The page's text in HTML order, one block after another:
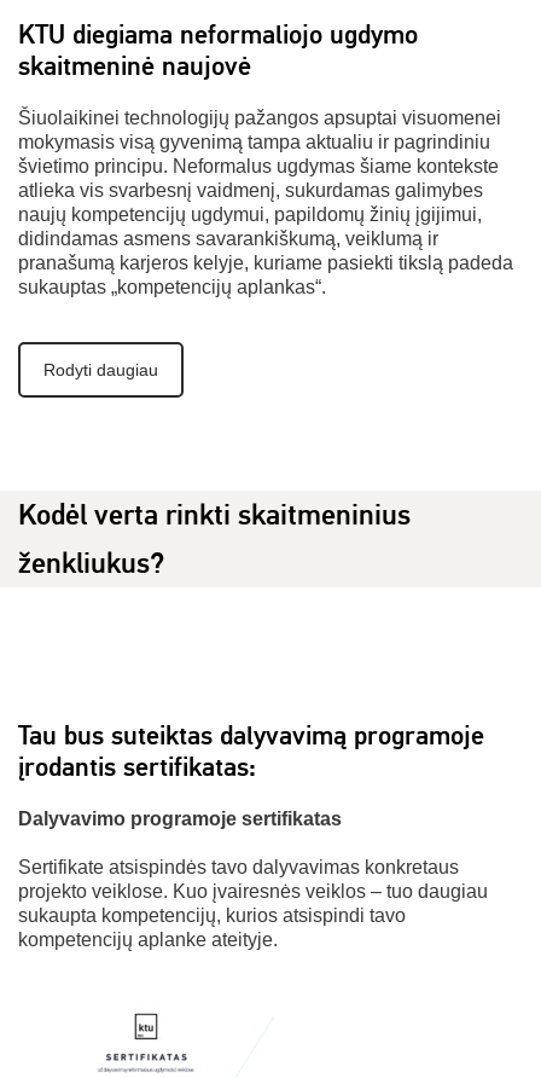
KTU diegiama neformaliojo ugdymo
skaitmeninė naujovė
Šiuolaikinei technologijų pažangos apsuptai visuomenei
mokymasis visą gyvenimą tampa aktualiu ir pagrindiniu
švietimo principu. Neformalus ugdymas šiame kontekste
atlieka vis svarbesnį vaidmenį, sukurdamas galimybes
naujų kompetencijų ugdymui, papildomų žinių įgijimui,
didindamas asmens savarankiškumą, veiklumą ir
pranašumą karjeros kelyje, kuriame pasiekti tikslą padeda
sukauptas „kompetencijų aplankas“.
Rodyti daugiau
Kodėl verta rinkti skaitmeninius
ženkliukus?
Tau bus suteiktas dalyvavimą programoje
įrodantis sertifikatas:
Dalyvavimo programoje sertifikatas
Sertifikate atsispindės tavo dalyvavimas konkretaus
projekto veiklose. Kuo įvairesnės veiklos – tuo daugiau
sukaupta kompetencijų, kurios atsispindi tavo
kompetencijų aplanke ateityje.